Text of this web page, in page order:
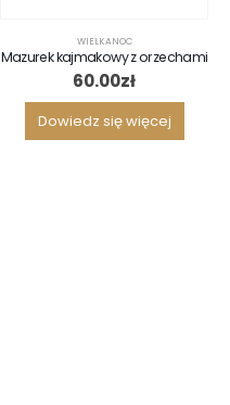
WIELKANOC
Mazurek kajmakowy z orzechami
60.00zł
Dowiedz się więcej